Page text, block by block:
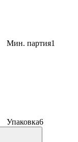
Мин. партия1
Упаковка6